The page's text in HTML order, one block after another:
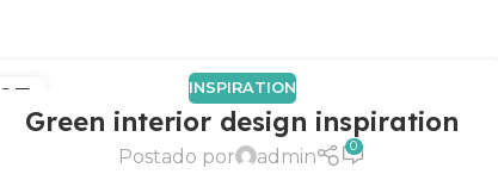
27
AGO
INSPIRATION
Green interior design inspiration
Postado por admin 0